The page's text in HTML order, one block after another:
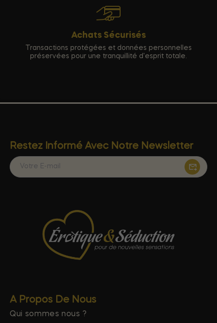
Achats Sécurisés
Transactions protégées et données personnelles
préservées pour une tranquillité d'esprit totale.
Restez Informé Avec Notre Newsletter
A Propos De Nous
Qui sommes nous ?